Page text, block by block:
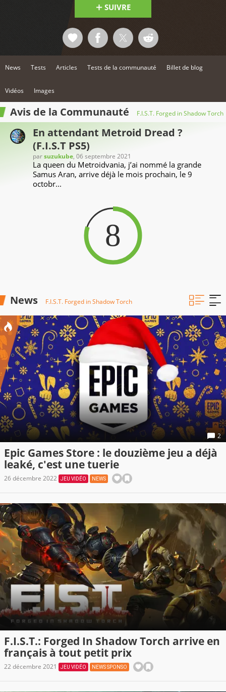
SUIVRE
News Tests Articles Tests de la communauté Billet de blog
Vidéos Images
Avis de la Communauté F.I.S.T. Forged in Shadow Torch
En attendant Metroid Dread ?
(F.I.S.T PS5)
parsuzukube, 06 septembre 2021
La queen du Metroidvania, j’ai nommé la grande
Samus Aran, arrive déjà le mois prochain, le 9
octobr...
8
News F.I.S.T. Forged in Shadow Torch
2
Epic Games Store : le douzième jeu a déjà
leaké, c'est une tuerie
26 décembre 2022 JEU VIDÉO NEWS
F.I.S.T.: Forged In Shadow Torch arrive en
français à tout petit prix
22 décembre 2021 JEU VIDÉO NEWS SPONSO